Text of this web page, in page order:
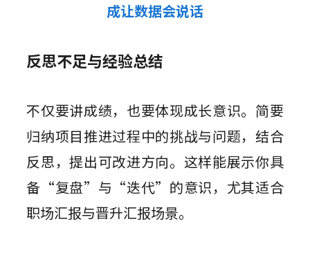
成让数据会说话
反思不足与经验总结
不仅要讲成绩，也要体现成长意识。简要
归纳项目推进过程中的挑战与问题，结合
反思，提出可改进方向。这样能展示你具
备“复盘”与“迭代”的意识，尤其适合
职场汇报与晋升汇报场景。